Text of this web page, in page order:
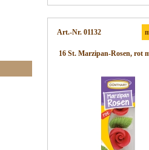
Art.-Nr. 01132
16 St. Marzipan-Rosen, rot